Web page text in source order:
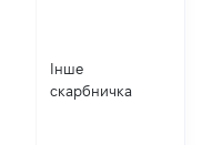
Інше
скарбничка